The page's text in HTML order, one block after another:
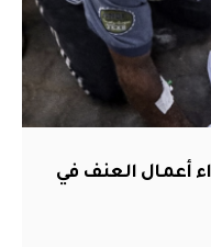
718 قتيلا جراء أعمال العنف في